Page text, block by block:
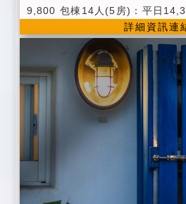
9,800 包棟14人(5房)：平日
價29,800 包棟18人(6房)：平
0，定價29,800 ●平日:週日 - 週
假日。 ●定價:農曆春節期間。 ●
包棟。 ●進房時間：PM 15:00以
11:00以前。 ●入住時請記得出示
●為維護住宿品質，如需加床請
環境，室內請勿吸煙及攜帶寵物
公共設施：免費供應洗衣機、冰
寬頻上網(含Wi - Fi需自備電腦)
自行車(需事先預約) ●第四台有線
早餐《住宿皆附早餐》(早餐時間
詳細資訊連